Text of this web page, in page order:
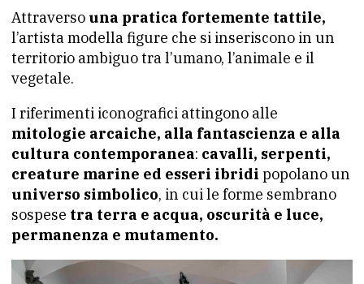
Attraverso una pratica fortemente tattile,
l’artista modella figure che si inseriscono in un
territorio ambiguo tra l’umano, l’animale e il
vegetale.
I riferimenti iconografici attingono alle
mitologie arcaiche, alla fantascienza e alla
cultura contemporanea: cavalli, serpenti,
creature marine ed esseri ibridi popolano un
universo simbolico, in cui le forme sembrano
sospese tra terra e acqua, oscurità e luce,
permanenza e mutamento.